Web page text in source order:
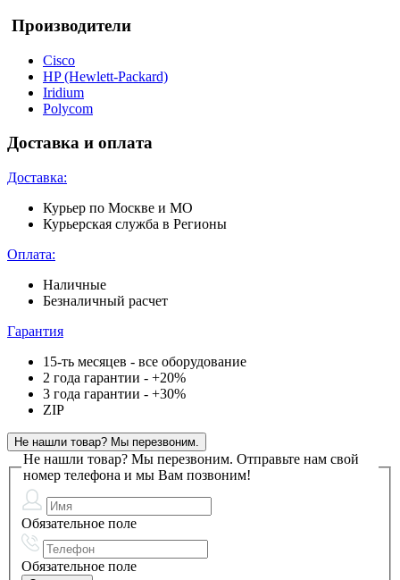
Производители
Cisco
HP (Hewlett-Packard)
Iridium
Polycom
Доставка и оплата
Доставка:
Курьер по Москве и МО
Курьерская служба в Регионы
Оплата:
Наличные
Безналичный расчет
Гарантия
15-ть месяцев - все оборудование
2 года гарантии - +20%
3 года гарантии - +30%
ZIP
Не нашли товар? Мы перезвоним.
Не нашли товар? Мы перезвоним. Отправьте нам свой
номер телефона и мы Вам позвоним!
Обязательное поле
Обязательное поле